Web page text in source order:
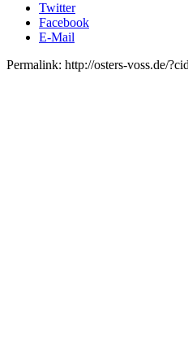
Twitter
Facebook
E-Mail
Permalink: http://osters-voss.de/